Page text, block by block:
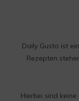
Daily Gusto ist
Rezepten
Hierbei sind